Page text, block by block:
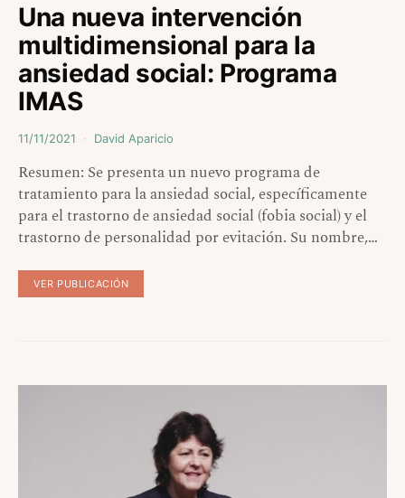
Una nueva intervención
multidimensional para la
ansiedad social: Programa
IMAS
11/11/2021 David Aparicio
Resumen: Se presenta un nuevo programa de
tratamiento para la ansiedad social, específicamente
para el trastorno de ansiedad social (fobia social) y el
trastorno de personalidad por evitación. Su nombre,…
VER PUBLICACIÓN